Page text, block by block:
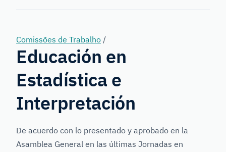
Genetics
Comissões de Trabalho /
Educación en
Estadística e
Interpretación
De acuerdo con lo presentado y aprobado en la
Asamblea General en las últimas Jornadas en